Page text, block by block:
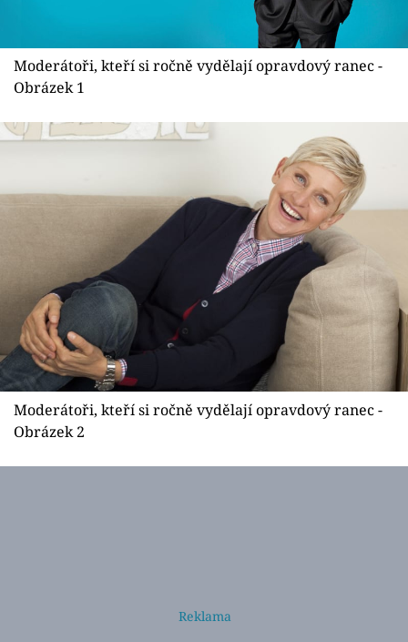
Virály
Sex a vztahy
Sledujte prima+
Přihlášení
Sledujte nás
Moderátoři, kteří si ročně vydělají opravdový ranec -
Obrázek 1
Moderátoři, kteří si ročně vydělají opravdový ranec -
Obrázek 2